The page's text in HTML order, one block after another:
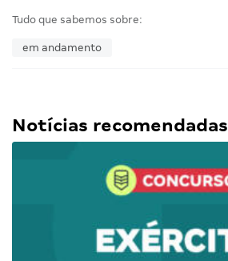
Tudo que sabemos sobre:
em andamento
Notícias recomendadas